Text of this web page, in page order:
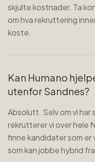
skjulte kostnader. Ta
om hva rekruttering
koste.
Kan Humano
utenfor Sandnes?
Absolutt. Selv om vi
rekrutterer vi over hele
finne kandidater som er
som kan jobbe hybrid